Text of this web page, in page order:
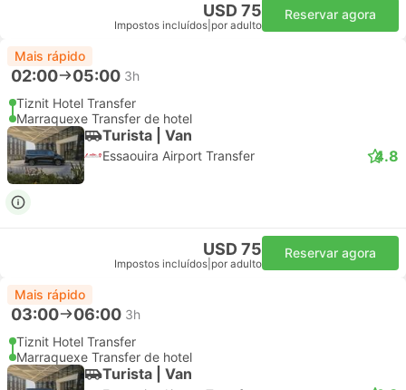
USD 75
Impostos incluídos por adulto
Reservar agora
Mais rápido
02:00 05:00 3h
Tiznit Hotel Transfer
Marraquexe Transfer de hotel
Turista | Van
Essaouira Airport Transfer 4.8
USD 75
Impostos incluídos por adulto
Reservar agora
Mais rápido
03:00 06:00 3h
Tiznit Hotel Transfer
Marraquexe Transfer de hotel
Turista | Van